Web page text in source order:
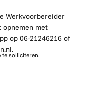
Werkvoorbereider
opnemen met
op 06-21246216 of
te solliciteren.